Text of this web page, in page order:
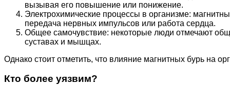
вызывая его повышение или понижение.
Электрохимические процессы в организме:
передача нервных импульсов или работа сердца.
Общее самочувствие: некоторые люди отмечают
суставах и мышцах.
Однако стоит отметить, что влияние магнитных бурь на
Кто более уязвим?